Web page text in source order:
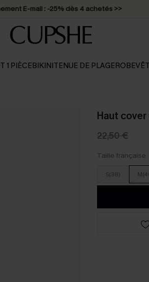
E-mail : -25% dès 4 achetés >>
1 PIÈCEBIKINITENUE DE PLAGEROBE
Haut
22,50 €
Taille française
S(38)